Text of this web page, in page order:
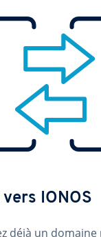
IONOS
déjà un domaine